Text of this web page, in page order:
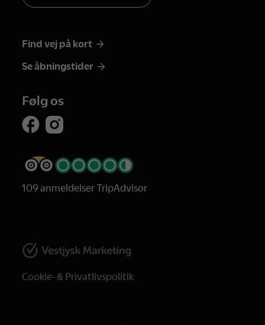
Find vej på kort
Se åbningstider
Følg os
109 anmeldelser TripAdvisor
Cookie- & Privatlivspolitik